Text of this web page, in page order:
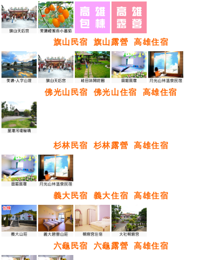
旗山民宿 旗山露營 高雄住宿
佛光山民宿 佛光山住宿 高雄住宿
杉林民宿 杉林露營 高雄住宿
義大民宿 義大住宿 高雄住宿
六龜民宿 六龜露營 高雄住宿